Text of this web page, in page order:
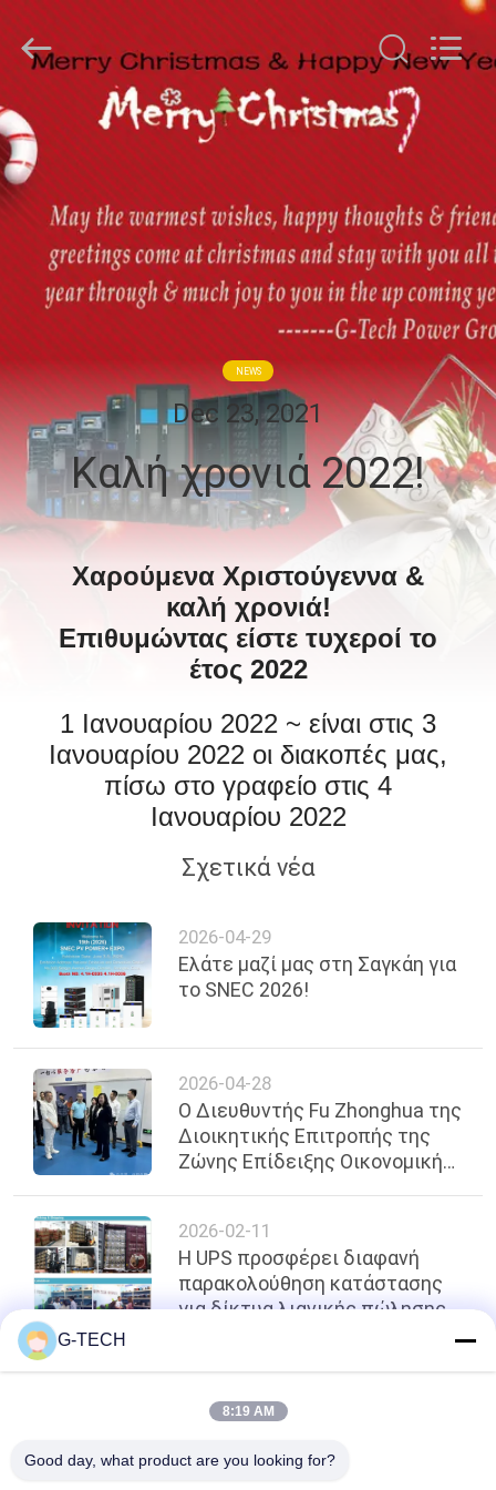
ΣΠΊΤΙ
ΠΡΟΪΌΝΤΑ
ΣΧΕΤΙΚΆ
ΜΕ
ΕΜΆΣ
ΕΠΙΣΚΕΨΉ
ΕΡΓΟΣΤΑΣΊΟΥ
ΈΛΕΓΧΟΣ
ΠΟΙΌΤΗΤΑΣ
ΕΠΙΚΟΙΝΩΝΉΣΤΕ
ΜΑΖΊ
ΕΙΔΉΣΕΙΣ
ΠΡΟΣΦΟΡΆ
SITEMAP
ΠΟΛΙΤΙΚΉ
ΜΥΣΤΙΚΌΤΗΤΑΣ
G-
TECH
POWER
GROUP.
Rights
Reserved.
NEWS
Dec 23, 2021
Καλή χρονιά 2022!
Χαρούμενα Χριστούγεννα &
καλή χρονιά!
Επιθυμώντας είστε τυχεροί το
έτος 2022
1 Ιανουαρίου 2022 ~ είναι στις 3
Ιανουαρίου 2022 οι διακοπές μας,
πίσω στο γραφείο στις 4
Ιανουαρίου 2022
Σχετικά νέα
2026-04-29
Ελάτε μαζί μας στη Σαγκάη για
το SNEC 2026!
2026-04-28
Ο Διευθυντής Fu Zhonghua της
Διοικητικής Επιτροπής της
Ζώνης Επίδειξης Οικονομικής
Οργανισμού Συνεργασίας της
Σαγκάης (SCO) Επισκέπτεται
το Πάρκο Zhongke Jinqi για
Επιθεώρηση και Καθοδήγηση
2026-02-11
Η UPS προσφέρει διαφανή
παρακολούθηση κατάστασης
για δίκτυα λιανικής πώλησης
κορυφή
G-TECH
8:19 AM
Good day, what product are you looking for?